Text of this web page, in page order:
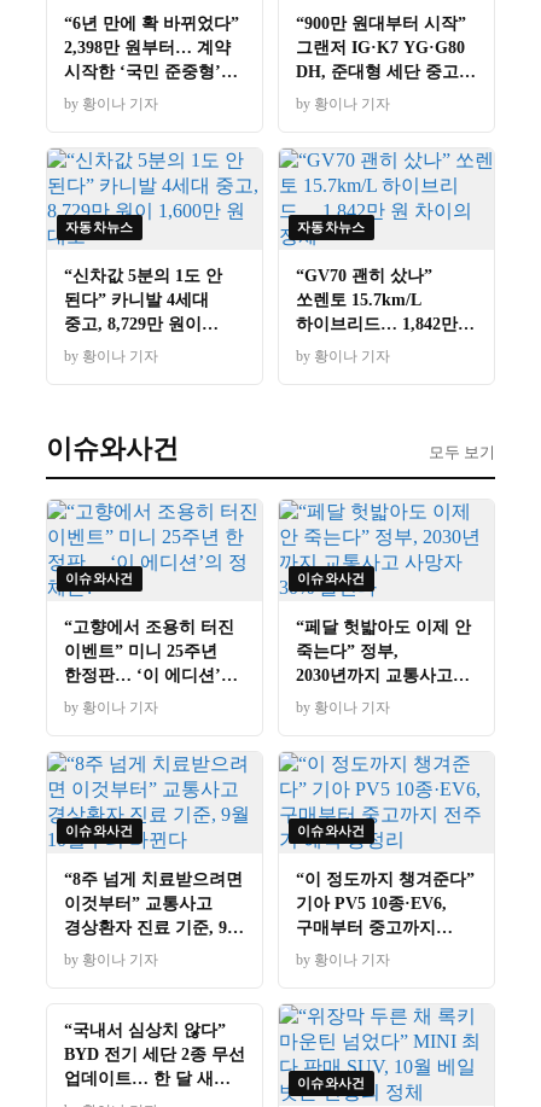
“6년 만에 확 바뀌었다”
2,398만 원부터… 계약
시작한 ‘국민 준중형’의
정체
by 황이나 기자
“900만 원대부터 시작”
그랜저 IG·K7 YG·G80
DH, 준대형 세단 중고
3파전
by 황이나 기자
자동차뉴스
“신차값 5분의 1도 안
된다” 카니발 4세대
중고, 8,729만 원이
1,600만 원대로
by 황이나 기자
자동차뉴스
“GV70 괜히 샀나”
쏘렌토 15.7km/L
하이브리드… 1,842만
원 차이의 정체
by 황이나 기자
이슈와사건 모두 보기
이슈와사건
“고향에서 조용히 터진
이벤트” 미니 25주년
한정판… ‘이 에디션’의
정체는?
by 황이나 기자
이슈와사건
“페달 헛밟아도 이제 안
죽는다” 정부,
2030년까지 교통사고
사망자 30% 줄인다
by 황이나 기자
이슈와사건
“8주 넘게 치료받으려면
이것부터” 교통사고
경상환자 진료 기준, 9월
10일부터 바뀐다
by 황이나 기자
이슈와사건
“이 정도까지 챙겨준다”
기아 PV5 10종·EV6,
구매부터 중고까지
전주기 혜택 총정리
by 황이나 기자
“국내서 심상치 않다”
BYD 전기 세단 2종 무선
업데이트… 한 달 새
4.5배 급증한 이유
이슈와사건